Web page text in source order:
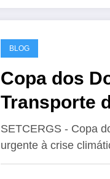
BLOG
Copa dos
Transporte
ação
carência
SETCERGS - Copa
urgente à crise